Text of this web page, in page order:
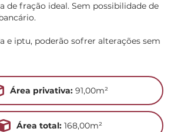
de fração ideal. Sem possibilidade de
e iptu, poderão sofrer alterações sem
Área privativa: 91,00m²
Área total:168,00m²